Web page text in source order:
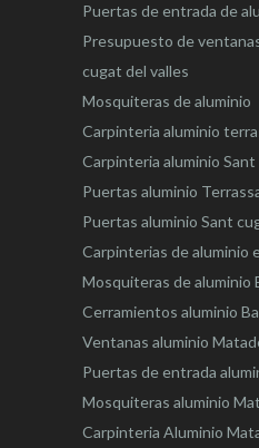
Puertas de entrada de
Presupuesto de
cugat del valles
Mosquiteras de aluminio
Carpinteria aluminio
Carpinteria aluminio
Puertas aluminio
Puertas aluminio Sant
Carpinterias de aluminio
Mosquiteras de aluminio
Cerramientos aluminio
Ventanas aluminio
Puertas de entrada
Mosquiteras aluminio
Carpinteria Aluminio